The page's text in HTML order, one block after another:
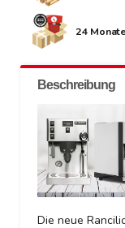
24
Beschreibung
Die neue